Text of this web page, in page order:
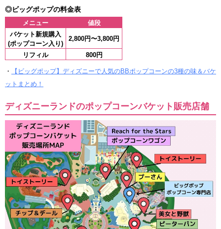
◎ビッグポップの料金表
メニュー
値段
バケット新規購入
(ポップコーン入り)
2,800円〜3,800円
リフィル 800円
・
【ビッグポップ】ディズニーで人気のBBポップコーンの3種の味＆バケ
ットまとめ！
ディズニーランドのポップコーンバケット販売店舗